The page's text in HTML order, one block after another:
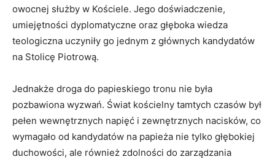
owocnej służby w Kościele. Jego doświadczenie,
umiejętności dyplomatyczne oraz głęboka wiedza
teologiczna uczyniły go jednym z głównych kandydatów
na Stolicę Piotrową.
Jednakże droga do papieskiego tronu nie była
pozbawiona wyzwań. Świat kościelny tamtych czasów był
pełen wewnętrznych napięć i zewnętrznych nacisków, co
wymagało od kandydatów na papieża nie tylko głębokiej
duchowości, ale również zdolności do zarządzania